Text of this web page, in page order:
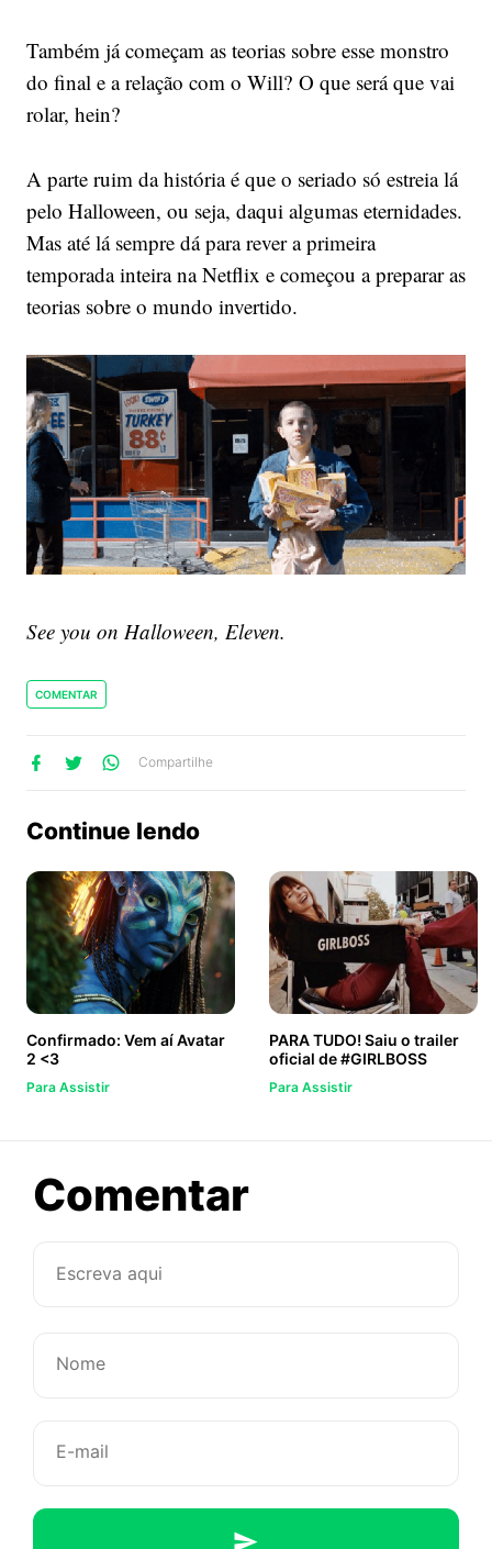
Também já começam as teorias sobre esse monstro
do final e a relação com o Will? O que será que vai
rolar, hein?
A parte ruim da história é que o seriado só estreia lá
pelo Halloween, ou seja, daqui algumas eternidades.
Mas até lá sempre dá para rever a primeira
temporada inteira na Netflix e começou a preparar as
teorias sobre o mundo invertido.
See you on Halloween, Eleven.
COMENTAR
Compartilhe
Continue lendo
Confirmado: Vem aí Avatar
2 <3
Para Assistir
PARA TUDO! Saiu o trailer
oficial de #GIRLBOSS
Para Assistir
Comentarsobre
temporada